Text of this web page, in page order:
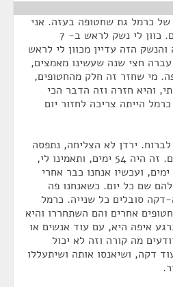
של כרמל גת שחטופה בעזה. אני
מה-7 באוקטובר נחטפתי גם. כוון לי נשק לראש ב- 7
הזה עדיין מכוון לי לראש
עברה חצי שנה שעשינו מאמצים,
מי שחזר זה חלק מהחטופים,
והיא חזרה וזה הדבר הכי
הייתה צריכה לחזור יום
לברוח. ירדן לא הצליחה, נתפסה
והיא חזרה רק אחרי 54 ימים. זה היה 54 ימים, ותאמינו לי,
אני יודע מה קורה אחרי 54 ימים, ועכשיו אנחנו כבר אחרי
שם כל יום. כשאנחנו פה
סובלים כל שנייה. כרמל
עם חטופים אחרים והם השתחררו והיא
איפה היא, עם עוד אנשים או
מה קורה וזה לא יכול
דקה, ושיאנסו אותה ושיתעללו